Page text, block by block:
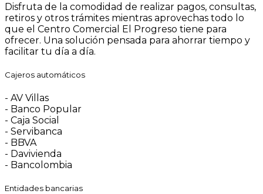
Disfruta de la comodidad de realizar pagos, consultas,
retiros y otros trámites mientras aprovechas todo lo
que el Centro Comercial El Progreso tiene para
ofrecer. Una solución pensada para ahorrar tiempo y
facilitar tu día a día.
Cajeros automáticos
- AV Villas
- Banco Popular
- Caja Social
- Servibanca
- BBVA
- Davivienda
- Bancolombia
Entidades bancarias